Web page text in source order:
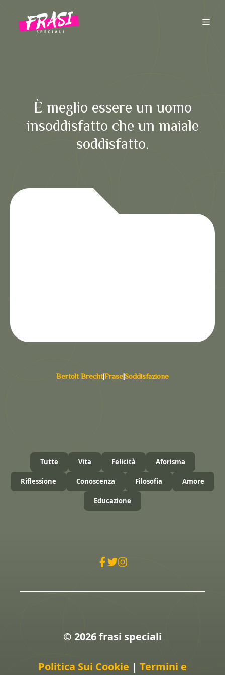
contenuto
È meglio essere un uomo
insoddisfatto che un maiale
soddisfatto.
Bertolt Brecht|Frase|Soddisfazione
Tutte Vita Felicità Aforisma
Riflessione Conoscenza Filosofia Amore
Educazione
© 2026 frasi speciali
Politica Sui Cookie | Termini e